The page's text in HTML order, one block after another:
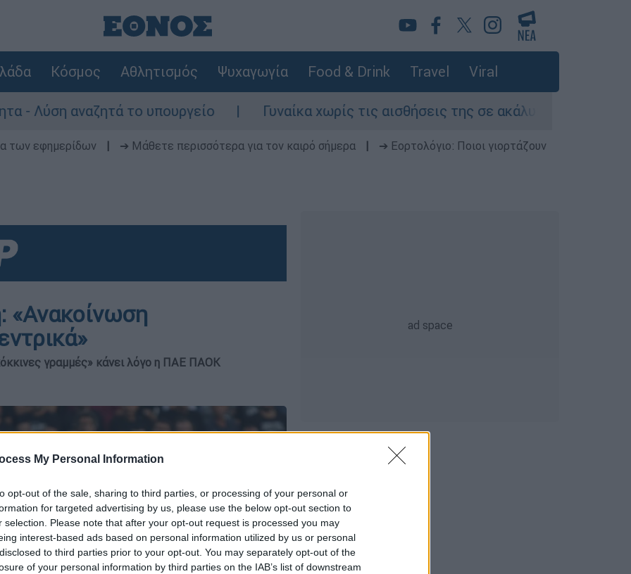
My Personal Information
opt-out of the sale, sharing to third parties, or processing of your personal or
for targeted advertising by us, please use the below opt-out section to
selection. Please note that after your opt-out request is processed you may
interest-based ads based on personal information utilized by us or personal
to third parties prior to your opt-out. You may separately opt-out of the
of your personal information by third parties on the IAB’s list of downstream
Κόσμος Αθλητισμός Ψυχαγωγία Food & Drink Travel Viral
αναζητά το υπουργείο Γυναίκα χωρίς τις αισθήσεις της σε ακάλυπτο
των εφημερίδων ➔ Μάθετε περισσότερα για τον καιρό σήμερα
➔ Εορτολόγιο: Ποιοι γιορτάζουν
γραμμές» κάνει λόγο η ΠΑΕ ΠΑΟΚ